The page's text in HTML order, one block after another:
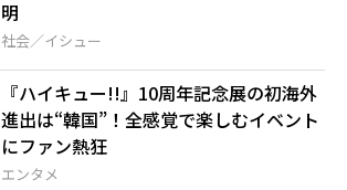
社会／イシュー
明
エンタメ
『ハイキュー!!』10周年記念展の初海外
進出は“韓国”！全感覚で楽しむイベント
にファン熱狂